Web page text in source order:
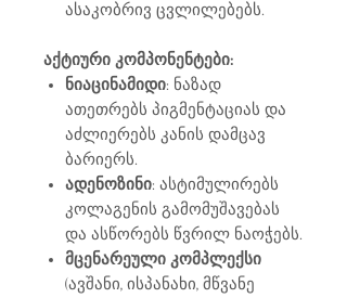
ასაკობრივ ცვლილებებს.
აქტიური კომპონენტები:
ნიაცინამიდი: ნაზად
ათეთრებს პიგმენტაციას და
აძლიერებს კანის დამცავ
ბარიერს.
ადენოზინი: ასტიმულირებს
კოლაგენის გამომუშავებას
და ასწორებს წვრილ ნაოჭებს.
მცენარეული კომპლექსი
(ავშანი, ისპანახი, მწვანე